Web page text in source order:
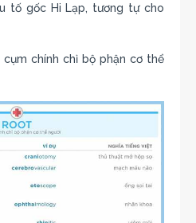
tố gốc Hi Lạp, tương tự cho
chính chỉ bộ phận cơ thể